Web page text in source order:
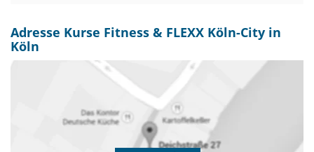
Adresse Kurse Fitness & FLEXX Köln-City in
Köln